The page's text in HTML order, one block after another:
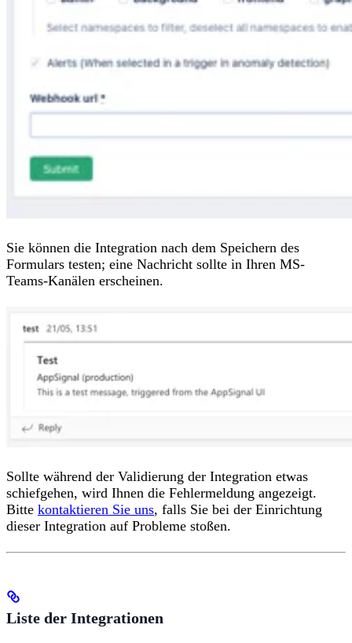
Sie können die Integration nach dem Speichern des
Formulars testen; eine Nachricht sollte in Ihren MS-
Teams-Kanälen erscheinen.
Sollte während der Validierung der Integration etwas
schiefgehen, wird Ihnen die Fehlermeldung angezeigt.
Bitte kontaktieren Sie uns, falls Sie bei der Einrichtung
dieser Integration auf Probleme stoßen.
Liste der Integrationen